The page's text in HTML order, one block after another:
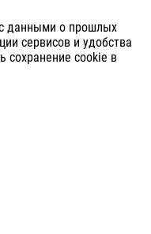
данными о прошлых
сервисов и удобства
сохранение cookie в